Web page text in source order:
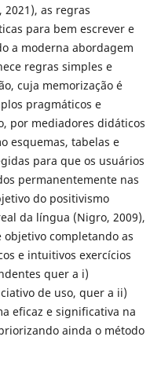
2021), as regras
para bem escrever e
a moderna abordagem
regras simples e
cuja memorização é
pragmáticos e
por mediadores didáticos
esquemas, tabelas e
para que os usuários
permanentemente nas
do positivismo
da língua (Nigro, 2009),
objetivo completando as
e intuitivos exercícios
quer a i)
de uso, quer a ii)
eficaz e significativa na
ainda o método